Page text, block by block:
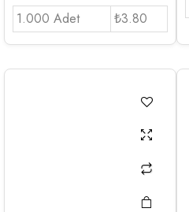
1.000 Adet ₺3.80